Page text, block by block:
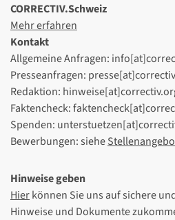
CORRECTIV.Schweiz
Mehr erfahren
Kontakt
Allgemeine Anfragen:
Presseanfragen:
Redaktion:
Faktencheck:
Spenden:
Bewerbungen: siehe
Hinweise geben
Hierkönnen Sie uns auf sichere
Hinweise und Dokumente